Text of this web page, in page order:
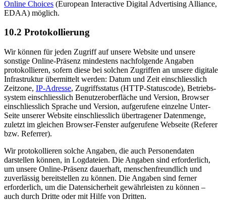
Online Choices (European Interactive Digital Advertising Alliance,
EDAA) möglich.
10.2 Protokollierung
Wir können für jeden Zugriff auf unsere Website und unsere
sonstige Online-Präsenz mindestens nachfolgende Angaben
protokollieren, sofern diese bei solchen Zugriffen an unsere digitale
Infrastruktur übermittelt werden: Datum und Zeit einschliesslich
Zeitzone, IP-Adresse, Zugriffsstatus (HTTP-Statuscode), Betriebs­
system einschliesslich Benutzer­oberfläche und Version, Browser
einschliesslich Sprache und Version, aufgerufene einzelne Unter-
Seite unserer Website einschliesslich übertragener Daten­menge,
zuletzt im gleichen Browser-Fenster aufgerufene Webseite (Referer
bzw. Referrer).
Wir protokollieren solche Angaben, die auch Personendaten
darstellen können, in Log­dateien. Die Angaben sind erforderlich,
um unsere Online-Präsenz dauerhaft, menschen­freundlich und
zuverlässig bereitstellen zu können. Die Angaben sind ferner
erforderlich, um die Datensicherheit gewährleisten zu können –
auch durch Dritte oder mit Hilfe von Dritten.